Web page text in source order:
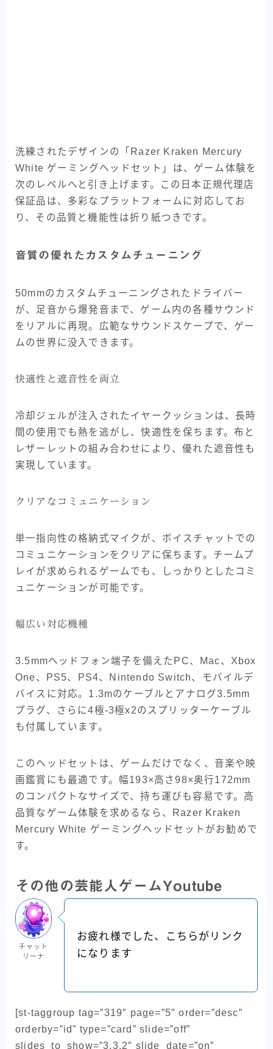
洗練されたデザインの「Razer Kraken Mercury
White ゲーミングヘッドセット」は、ゲーム体験を
次のレベルへと引き上げます。この日本正規代理店
保証品は、多彩なプラットフォームに対応してお
り、その品質と機能性は折り紙つきです。
音質の優れたカスタムチューニング
50mmのカスタムチューニングされたドライバー
が、足音から爆発音まで、ゲーム内の各種サウンド
をリアルに再現。広範なサウンドスケープで、ゲー
ムの世界に没入できます。
快適性と遮音性を両立
冷却ジェルが注入されたイヤークッションは、長時
間の使用でも熱を逃がし、快適性を保ちます。布と
レザーレットの組み合わせにより、優れた遮音性も
実現しています。
クリアなコミュニケーション
単一指向性の格納式マイクが、ボイスチャットでの
コミュニケーションをクリアに保ちます。チームプ
レイが求められるゲームでも、しっかりとしたコミ
ュニケーションが可能です。
幅広い対応機種
3.5mmヘッドフォン端子を備えたPC、Mac、Xbox
One、PS5、PS4、Nintendo Switch、モバイルデ
バイスに対応。1.3mのケーブルとアナログ3.5mm
プラグ、さらに4極-3極x2のスプリッターケーブル
も付属しています。
このヘッドセットは、ゲームだけでなく、音楽や映
画鑑賞にも最適です。幅193×高さ98×奥行172mm
のコンパクトなサイズで、持ち運びも容易です。高
品質なゲーム体験を求めるなら、Razer Kraken
Mercury White ゲーミングヘッドセットがお勧めで
す。
その他の芸能人ゲームYoutube
チャット
リーナ
お疲れ様でした、こちらがリンク
になります
[st-taggroup tag=”319″ page=”5″ order=”desc”
orderby=”id” type=”card” slide=”off”
slides_to_show=”3,3,2″ slide_date=”on”